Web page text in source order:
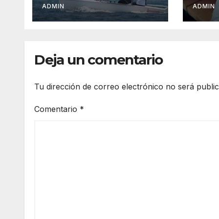
ADMIN ADMIN
Deja un comentario
Tu dirección de correo electrónico no será
Comentario *